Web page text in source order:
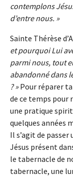
contemplons
d’entre nous. »
Sainte Thérèse
et pourquoi Lui
parmi nous, tout
abandonné dans
? »Pour réparer
de ce temps pour
une pratique
quelques années
Il s’agit de
Jésus présent
le tabernacle de
tabernacle, une